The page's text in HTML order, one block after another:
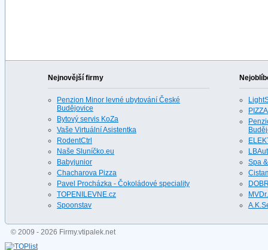
Nejnovější firmy
Penzion Minor levné ubytování České
Budějovice
Bytový servis KoZa
Vaše Virtuální Asistentka
RodentCtrl
Naše Sluníčko.eu
Babyjunior
Chacharova Pizza
Pavel Procházka - Čokoládové speciality
TOPENILEVNE.cz
Spoonstav
Spa
© 2009 - 2026 Firmy.vtipalek.net